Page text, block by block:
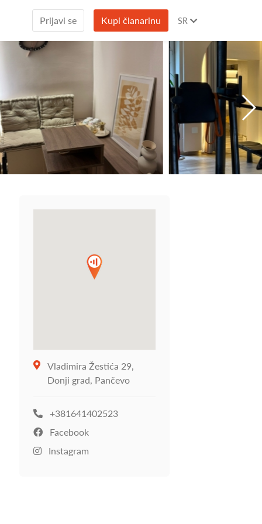
Prijavi se Kupi članarinu SR
Vladimira Žestića 29,
Donji grad, Pančevo
+381641402523
Facebook
Instagram